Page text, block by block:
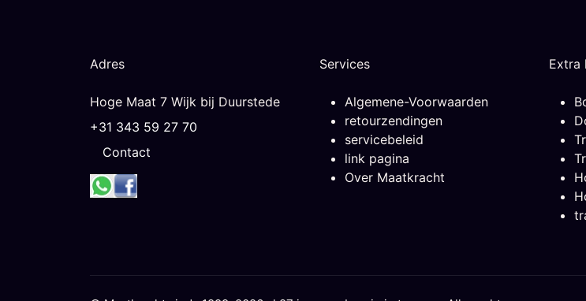
Adres
Hoge Maat 7 Wijk bij Duurstede
+31 343 59 27 70
Contact
Services
Algemene-Voorwaarden
retourzendingen
servicebeleid
link pagina
Over Maatkracht
Extra